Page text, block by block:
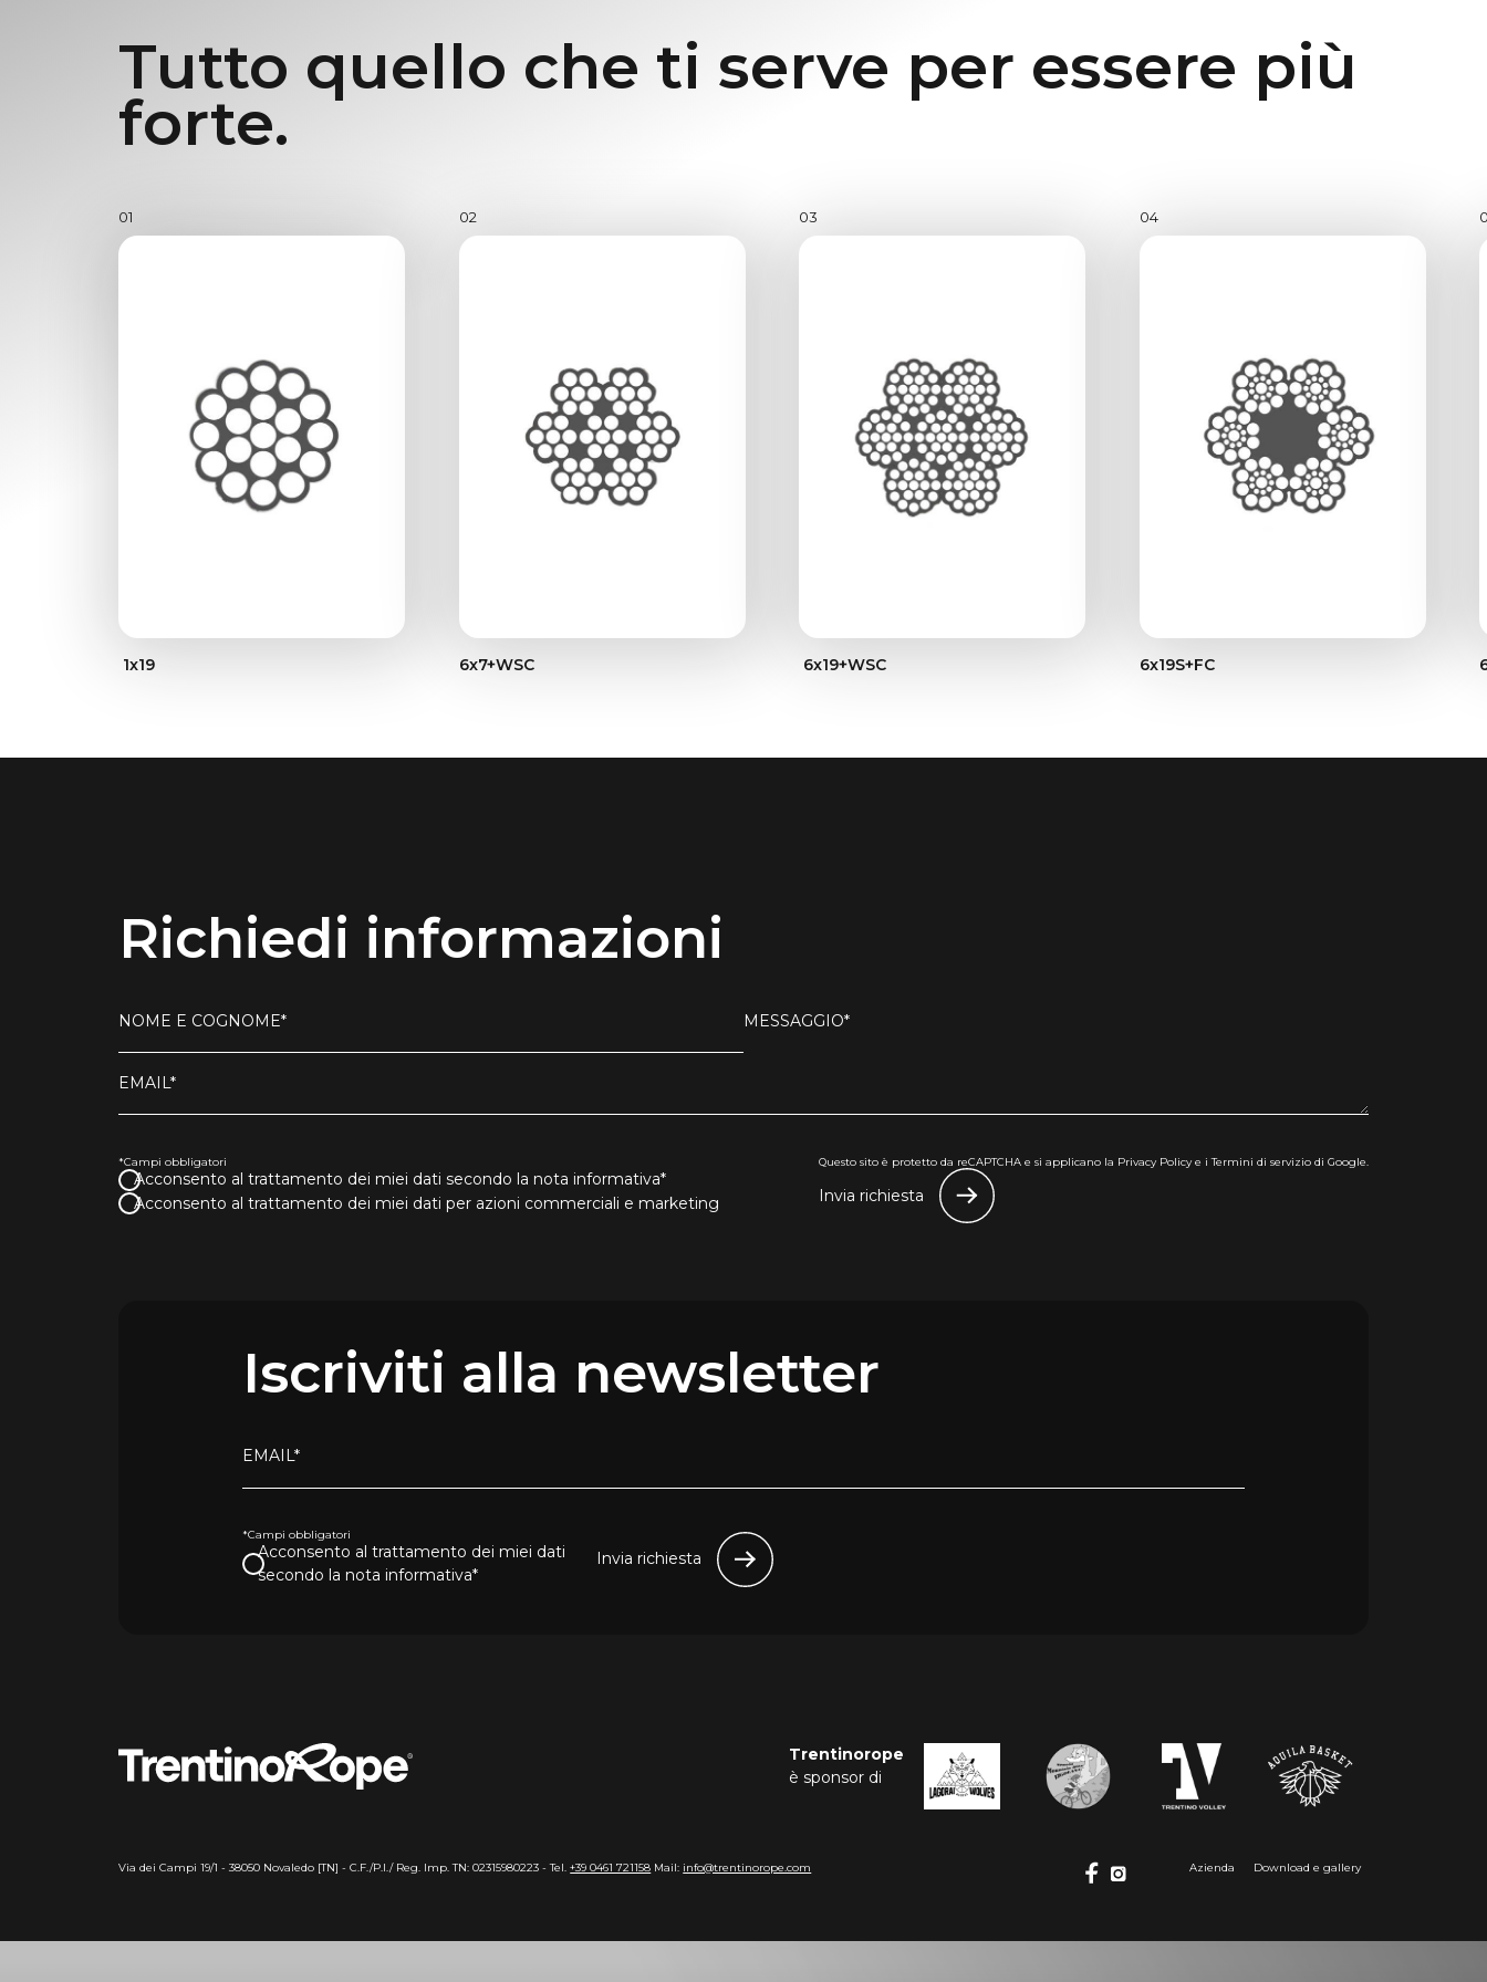
Tutto quello che ti serve per essere più
forte.
01
1x19
02
6x7+WSC
03
6x19+WSC
04
6x19S+FC
Richiedi informazioni
NOME E COGNOME*
EMAIL*
MESSAGGIO*
*Campi obbligatori
Acconsento al trattamento dei miei dati secondo la nota informativa*
Acconsento al trattamento dei miei dati per azioni commerciali e marketing
Questo sito è protetto da reCAPTCHA e si applicano la Privacy Policy e i Termini di servizio di Google.
Invia richiesta
Iscriviti alla newsletter
EMAIL*
*Campi obbligatori
Acconsento al trattamento dei miei dati
secondo la nota informativa*
Invia richiesta
Trentinorope
è sponsor di
Via dei Campi 19/1 - 38050 Novaledo [TN] - C.F./P.I./ Reg. Imp. TN: 02315980223 - Tel.+39 0461 721158 Mail: info@trentinorope.com Azienda Download e gallery